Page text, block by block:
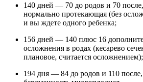
140 дней — 70 до родов и 70
нормально протекающая (без
и вы ждете одного ребенка;
156 дней — 140 плюс 16
осложнения в родах (кесарево
плановое, считается осложнением);
194 дня — 84 до родов и 110